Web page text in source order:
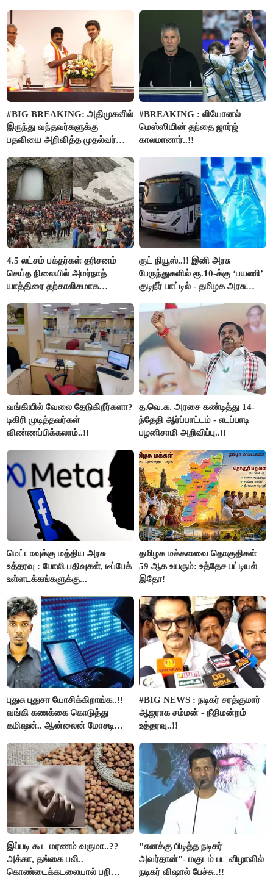
#BIG BREAKING: அதிமுகவில்
இருந்து வந்தவர்களுக்கு
பதவியை அறிவித்த முதல்வர்
#BREAKING : லியோனல்
மெஸ்ஸியின் தந்தை ஜார்ஜ்
காலமானார்..!!
4.5 லட்சம் பக்தர்கள் தரிசனம்
செய்த நிலையில் அமர்நாத்
யாத்திரை தற்காலிகமாக
குட் நியூஸ்..!! இனி அரசு
பேருந்துகளில் ரூ.10-க்கு ‘பயணி’
குடிநீர் பாட்டில் - தமிழக அரசு
வங்கியில் வேலை தேடுகிறீர்களா?
டிகிரி முடித்தவர்கள்
விண்ணப்பிக்கலாம்..!!
த.வெ.க. அரசை கண்டித்து 14-
ந்தேதி ஆர்ப்பாட்டம் - எடப்பாடி
பழனிசாமி அறிவிப்பு..!!
மெட்டாவுக்கு மத்திய அரசு
உத்தரவு : போலி பதிவுகள், டீப்பேக்
உள்ளடக்கங்களுக்கு...
தமிழக மக்களவை தொகுதிகள்
59 ஆக உயரும்: உத்தேச பட்டியல்
இதோ!
புதுசு புதுசா யோசிக்கிறாங்க..!!
வங்கி கணக்கை கொடுத்து
கமிஷன்.. ஆன்லைன் மோசடி
கைது..!!
#BIG NEWS : நடிகர் சரத்குமார்
ஆஜராக சம்மன் - நீதிமன்றம்
உத்தரவு..!!
இப்படி கூட மரணம் வருமா..??
அக்கா, தங்கை பலி..
கொண்டைக்கடலையால் பறிபோன
"எனக்கு பிடித்த நடிகர்
அவர்தான்"- மகுடம் பட விழாவில்
நடிகர் விஷால் பேச்சு..!!